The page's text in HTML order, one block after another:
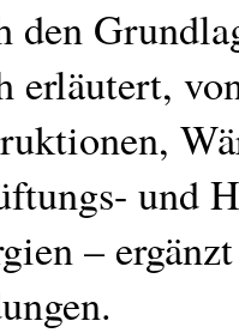
den
erläutert,
und
–